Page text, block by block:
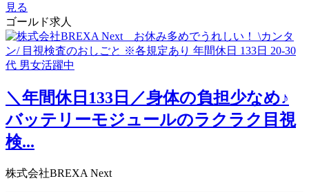
見る
ゴールド求人
＼年間休日133日／身体の負担少なめ♪
バッテリーモジュールのラクラク目視
検...
株式会社BREXA Next